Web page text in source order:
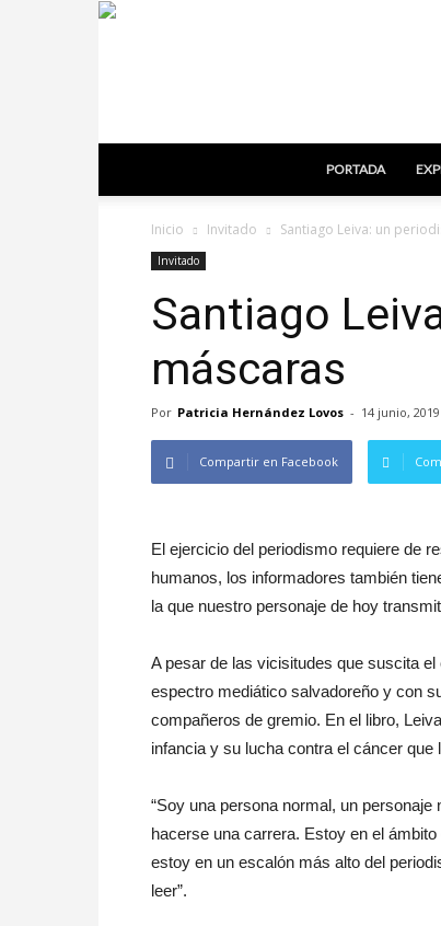
PORTADA
Inicio Invitado Santiago Leiva: un
Invitado
Santiago
máscaras
Por Patricia Hernández Lovos - 14 junio, 2019
Compartir en Facebook
El ejercicio del periodismo requiere de
humanos, los informadores también
la que nuestro personaje de hoy
A pesar de las vicisitudes que suscita el
espectro mediático salvadoreño y con
compañeros de gremio. En el libro,
infancia y su lucha contra el cáncer
“Soy una persona normal, un
hacerse una carrera. Estoy en el
estoy en un escalón más alto del
leer”.